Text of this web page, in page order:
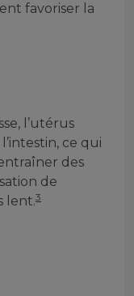
favoriser la
l’utérus
ce qui
des
de
lent.3